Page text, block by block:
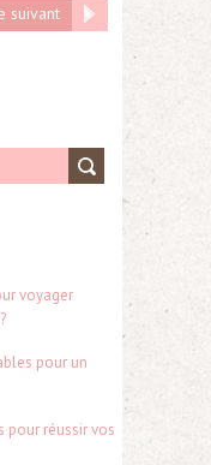
suivant
voyager
pour un
pour réussir vos